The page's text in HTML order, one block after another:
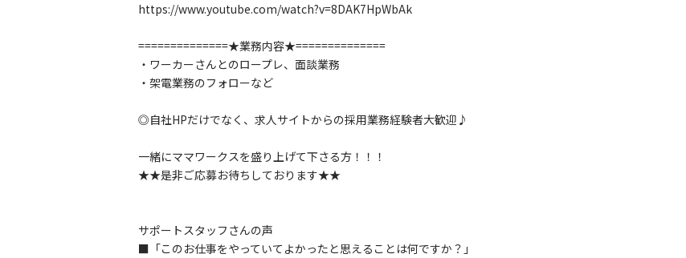
https://www.youtube.com/watch?v=8DAK7HpWbAk
==============★業務内容★==============
・ワーカーさんとのロープレ、面談業務
・架電業務のフォローなど
◎自社HPだけでなく、求人サイトからの採用業務経験者大歓迎♪
一緒にママワークスを盛り上げて下さる方！！！
★★是非ご応募お待ちしております★★
サポートスタッフさんの声
■「このお仕事をやっていてよかったと思えることは何ですか？」